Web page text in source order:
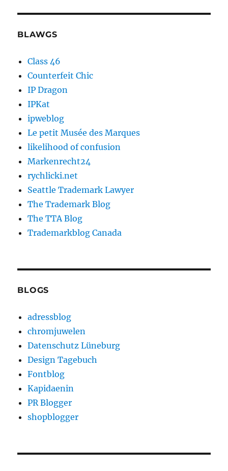
BLAWGS
Class 46
Counterfeit Chic
IP Dragon
IPKat
ipweblog
Le petit Musée des Marques
likelihood of confusion
Markenrecht24
rychlicki.net
Seattle Trademark Lawyer
The Trademark Blog
The TTA Blog
Trademarkblog Canada
BLOGS
adressblog
chromjuwelen
Datenschutz Lüneburg
Design Tagebuch
Fontblog
Kapidaenin
PR Blogger
shopblogger